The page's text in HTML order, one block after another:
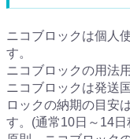
ニコブロックは個人
す。
ニコブロックの用法
ニコブロックは発送
ロックの納期の目安
す。(通常10日～14